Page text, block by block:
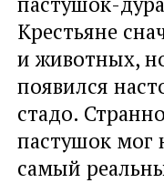
Крестьяне
и животных,
появился
стадо.
пастушок мог
самый